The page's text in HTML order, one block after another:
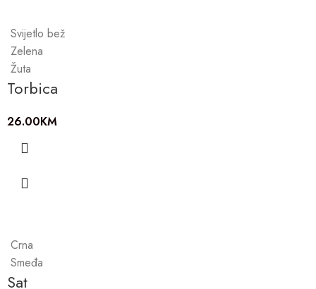
Svijetlo bež
Zelena
Žuta
Torbica
26.00KM
Crna
Smeđa
Sat